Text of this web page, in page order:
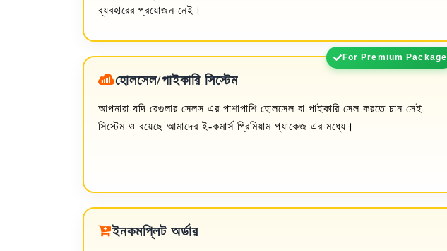
ব্যবহারের প্রয়োজন নেই।
For Premium Package
হোলসেল/পাইকারি সিস্টেম
আপনারা যদি রেগুলার সেলস এর পাশাপাশি হোলসেল বা পাইকারি সেল করতে চান সেই
সিস্টেম ও রয়েছে আমাদের ই-কমার্স প্রিমিয়াম প্যাকেজ এর মধ্যে।
ইনকমপ্লিট অর্ডার